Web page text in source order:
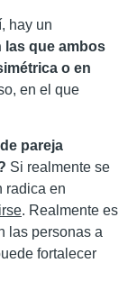
hay un
las que ambos
o en
en el que
pareja
Si realmente se
radica en
. Realmente es
las personas a
fortalecer